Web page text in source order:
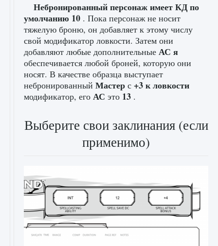
Небронированный персонаж имеет КД по
умолчанию 10 . Пока персонаж не носит
тяжелую броню, он добавляет к этому числу
свой модификатор ловкости. Затем они
добавляют любые дополнительные АС я
обеспечивается любой броней, которую они
носят. В качестве образца выступает
небронированный Мастер с +3 к ловкости
модификатор, его АС это 13 .
Выберите свои заклинания (если
применимо)